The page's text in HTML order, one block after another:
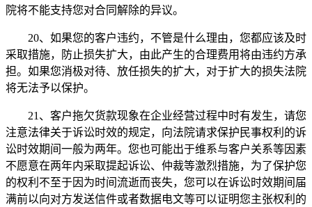
院将不能支持您对合同解除的异议。
20、如果您的客户违约，不管是什么理由，您都应该及时
采取措施，防止损失扩大，由此产生的合理费用将由违约方承
担。如果您消极对待、放任损失的扩大，对于扩大的损失法院
将无法予以保护。
21、客户拖欠货款现象在企业经营过程中时有发生，请您
注意法律关于诉讼时效的规定，向法院请求保护民事权利的诉
讼时效期间一般为两年。您也可能出于维系与客户关系等因素
不愿意在两年内采取提起诉讼、仲裁等激烈措施，为了保护您
的权利不至于因为时间流逝而丧失，您可以在诉讼时效期间届
满前以向对方发送信件或者数据电文等可以证明您主张权利的